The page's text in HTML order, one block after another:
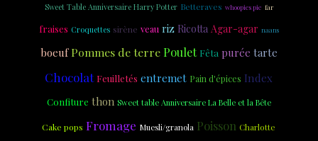
Sweet Table Anniversaire Harry Potter Betteraves whoopies pie far
fraises Croquettes sirène veau riz Ricotta Agar-agar naans
boeuf Pommes de terrePoulet Fêta purée tarte
Chocolat Feuilletés entremet Pain d'épices Index
Confiture thon Sweet table Anniversaire La Belle et la Bête
Cake pops Fromage Muesli/granola Poisson Charlotte